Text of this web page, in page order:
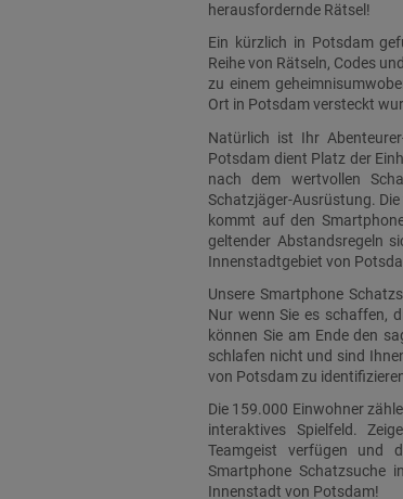
herausfordernde Rätsel!
Ein kürzlich in Potsdam
Reihe von Rätseln, Codes
zu einem
Ort in Potsdam versteckt
Natürlich ist Ihr
Potsdam dient Platz der
nach dem wertvollen
Schatzjäger-Ausrüstung.
kommt auf den
geltender Abstandsregeln
Innenstadtgebiet von
Unsere Smartphone
Nur wenn Sie es schaffen,
können Sie am Ende den
schlafen nicht und sind
von Potsdam zu
Die 159.000 Einwohner
interaktives Spielfeld.
Teamgeist verfügen und
Smartphone Schatzsuche
Innenstadt von Potsdam!